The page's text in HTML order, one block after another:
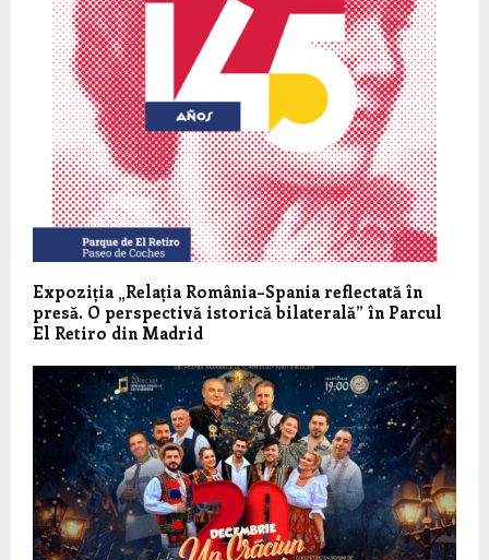
Expoziția „Relația România–Spania reflectată în
presă. O perspectivă istorică bilaterală” în Parcul
El Retiro din Madrid